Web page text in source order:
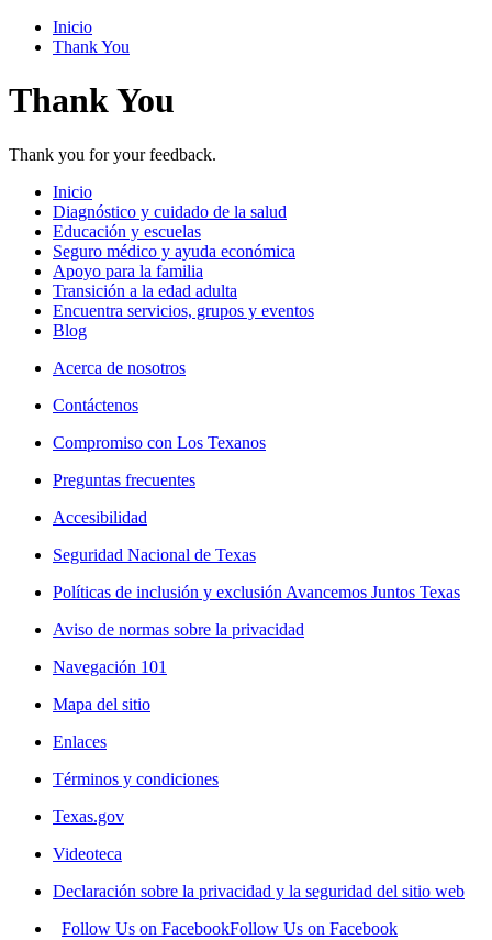
Inicio
Thank You
Thank You
Thank you for your feedback.
Inicio
Diagnóstico y cuidado de la salud
Educación y escuelas
Seguro médico y ayuda económica
Apoyo para la familia
Transición a la edad adulta
Encuentra servicios, grupos y eventos
Blog
Acerca de nosotros
Contáctenos
Compromiso con Los Texanos
Preguntas frecuentes
Accesibilidad
Seguridad Nacional de Texas
Políticas de inclusión y exclusión Avancemos Juntos Texas
Aviso de normas sobre la privacidad
Navegación 101
Mapa del sitio
Enlaces
Términos y condiciones
Texas.gov
Videoteca
Declaración sobre la privacidad y la seguridad del sitio web
Follow Us on FacebookFollow Us on Facebook